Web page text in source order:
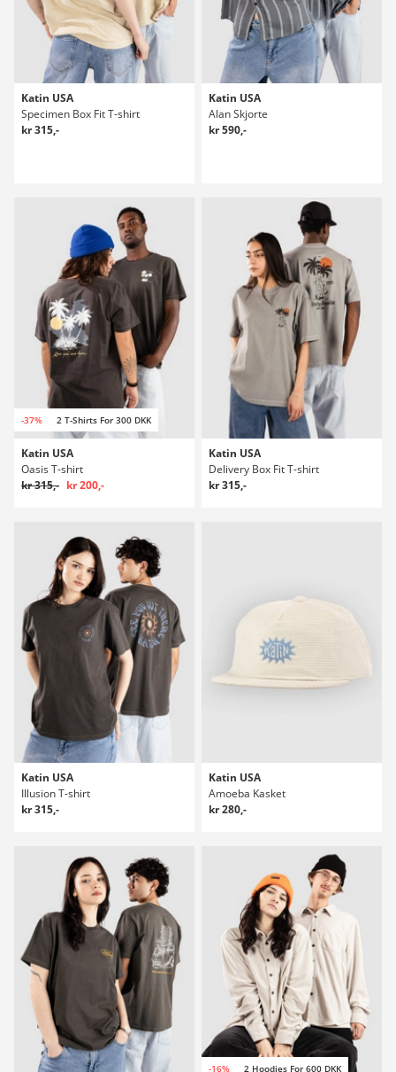
Katin USA
Specimen Box Fit T-shirt
kr 315,-
Katin USA
Alan Skjorte
kr 590,-
-37% 2 T-Shirts For 300 DKK
Katin USA
Oasis T-shirt
kr 315,- kr 200,-
Katin USA
Delivery Box Fit T-shirt
kr 315,-
Katin USA
Illusion T-shirt
kr 315,-
Katin USA
Amoeba Kasket
kr 280,-
-16% 2 Hoodies For 600 DKK